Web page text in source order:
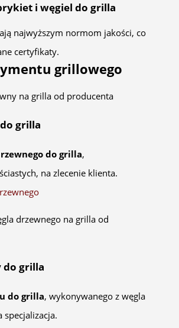
i węgiel do grilla
najwyższym normom jakości, co
certyfikaty.
grillowego
grilla
do grilla,
na zlecenie klienta.
do grilla
do grilla, wykonywanego z węgla
specjalizacja.